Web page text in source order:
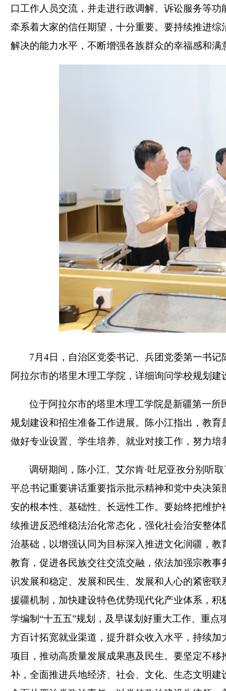
口工作人员交流，并走进行政调解、诉讼服务等
牵系着大家的信任期望，十分重要。要持续推进
解决的能力水平，不断增强各族群众的幸福感和满
7月4日，自治区党委书记、兵团党委第一书
阿拉尔市的塔里木理工学院，详细询问学校规划
位于阿拉尔市的塔里木理工学院是新疆第一
规划建设和招生准备工作进展。陈小江指出，教
做好专业设置、学生培养、就业对接工作，努力
调研期间，陈小江、艾尔肯·吐尼亚孜分别听
平总书记重要讲话重要指示批示精神和党中央决
安的根本性、基础性、长远性工作。要始终把维
续推进反恐维稳法治化常态化，强化社会治安整
治基础，以增强认同为目标深入推进文化润疆，
教育，促进各民族交往交流交融，依法加强宗教
识发展和稳定、发展和民生、发展和人心的紧密
援疆机制，加快建设特色优势现代化产业体系，
学编制“十五五”规划，及早谋划好重大工作、重
方百计拓宽就业渠道，提升群众收入水平，持续
项目，推动高质量发展成果惠及民生。要坚定不
补，全面推进兵地经济、社会、文化、生态文明